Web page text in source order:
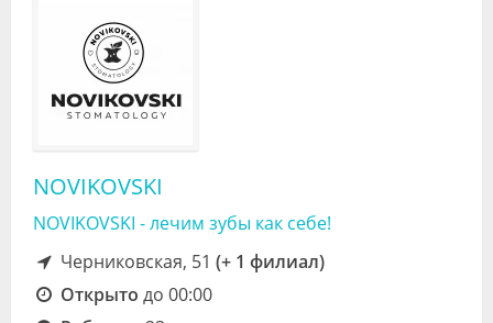
NOVIKOVSKI
NOVIKOVSKI - лечим зубы как себе!
Черниковская, 51 (+ 1 филиал)
Открыто до 00:00